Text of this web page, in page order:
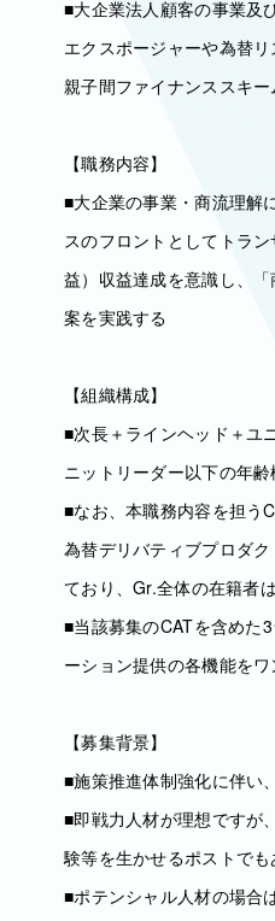
■大企業法人顧客の事業及
エクスポージャーや為替
親子間ファイナンススキ
【職務内容】
■大企業の事業・商流理解
スのフロントとしてトラ
益）収益達成を意識し、
案を実践する
【組織構成】
■次長＋ラインヘッド＋ユ
ニットリーダー以下の年
■なお、本職務内容を担う
為替デリバティブプロダ
ており、Gr.全体の在籍者
■当該募集のCATを含めた
ーション提供の各機能を
【募集背景】
■施策推進体制強化に伴い
■即戦力人材が理想ですが
験等を生かせるポストで
■ポテンシャル人材の場合